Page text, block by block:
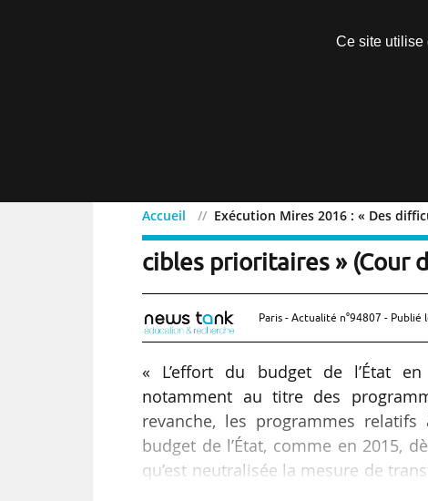
Accueil Exécution Mires 2016 : « Des
Exécution Mires 2016 : «
cibles prioritaires » (Cour
Paris - Actualité n°94807 - Publié
« L’effort du budget de l’État
notamment au titre des
revanche, les programmes
budget de l’État, comme en 2015,
qu’est neutralisée la mesure de
Ce site utilise